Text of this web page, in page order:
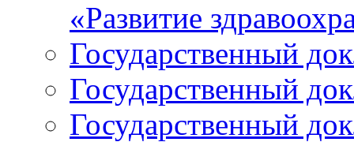
«Развитие
Государственный
Государственный
Государственный